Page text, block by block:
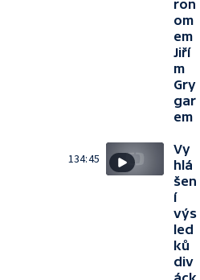
ron
om
em
Jiří
m
Gry
gar
em
134:45
Vy
hlá
šen
í
výs
led
ků
div